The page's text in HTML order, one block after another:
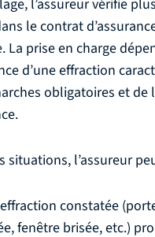
l’assureur vérifie
le contrat
La prise en charge
d’une effraction
obligatoires et de
situations, l’assureur
constatée
fenêtre brisée, etc.)